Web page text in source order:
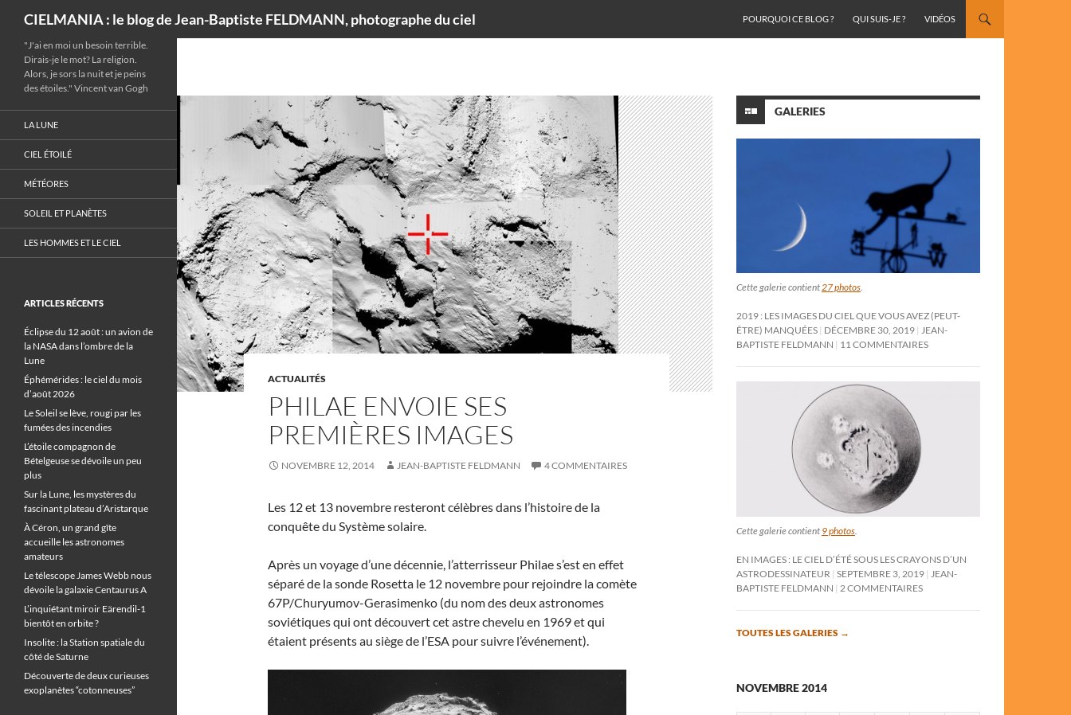
CIELMANIA : le blog de Jean-Baptiste FELDMANN, photographe du ciel
POURQUOI CE BLOG ?
QUI SUIS-JE ? VIDÉOS
ACTUALITÉS
PHILAE ENVOIE SES
PREMIÈRES IMAGES
NOVEMBRE 12, 2014 JEAN-BAPTISTE FELDMANN 4 COMMENTAIRES
Les 12 et 13 novembre resteront célèbres dans l’histoire de la
conquête du Système solaire.
Après un voyage d’une décennie, l’atterrisseur Philae s’est en effet
séparé de la sonde Rosetta le 12 novembre pour rejoindre la comète
67P/Churyumov-Gerasimenko (du nom des deux astronomes
soviétiques qui ont découvert cet astre chevelu en 1969 et qui
étaient présents au siège de l’ESA pour suivre l’événement).
GALERIES
Cette galerie contient27 photos.
2019 : LES IMAGES DU CIEL QUE VOUS AVEZ (PEUT-
ÊTRE) MANQUÉES DÉCEMBRE 30, 2019 JEAN-
BAPTISTE FELDMANN
11 COMMENTAIRES
Cette galerie contient 9 photos
EN IMAGES : LE CIEL D’ÉTÉ SOUS LES CRAYONS D’UN
ASTRODESSINATEUR SEPTEMBRE 3, 2019
JEAN-
BAPTISTE FELDMANN
2 COMMENTAIRES
TOUTES LES GALERIES →
NOVEMBRE 2014
"J'ai en moi un besoin terrible.
Dirais-je le mot? La religion.
Alors, je sors la nuit et je peins
des étoiles." Vincent van Gogh
LA LUNE
CIEL ÉTOILÉ
MÉTÉORES
SOLEIL ET PLANÈTES
LES HOMMES ET LE CIEL
ARTICLES RÉCENTS
Éclipse du 12 août : un avion de
la NASA dans l’ombre de la
Lune
Éphémérides : le ciel du mois
d’août 2026
Le Soleil se lève, rougi par les
fumées des incendies
L’étoile compagnon de
Bételgeuse se dévoile un peu
plus
Sur la Lune, les mystères du
fascinant plateau d’Aristarque
À Céron, un grand gîte
accueille les astronomes
amateurs
Le télescope James Webb nous
dévoile la galaxie Centaurus A
L’inquiétant miroir Eärendil-1
bientôt en orbite ?
Insolite : la Station spatiale du
côté de Saturne
Découverte de deux curieuses
exoplanètes “cotonneuses”